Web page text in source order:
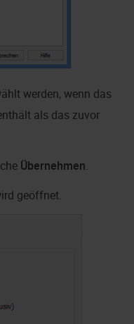
werden, wenn das
als das zuvor
Übernehmen.
geöffnet.